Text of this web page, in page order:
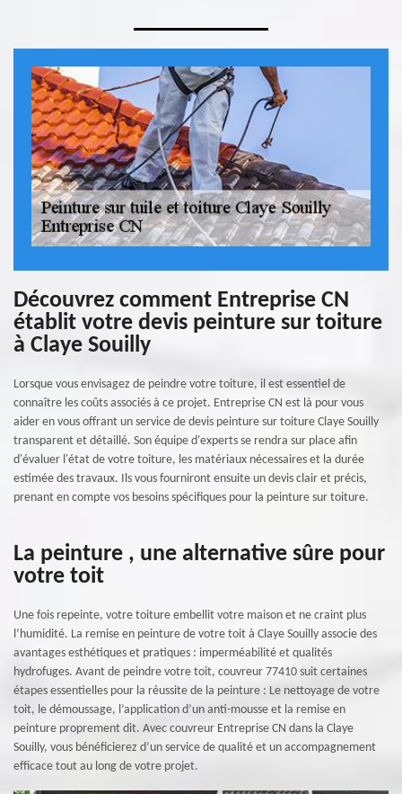
Découvrez comment Entreprise CN
établit votre devis peinture sur toiture
à Claye Souilly
Lorsque vous envisagez de peindre votre toiture, il est essentiel de
connaître les coûts associés à ce projet. Entreprise CN est là pour vous
aider en vous offrant un service de devis peinture sur toiture Claye Souilly
transparent et détaillé. Son équipe d'experts se rendra sur place afin
d'évaluer l'état de votre toiture, les matériaux nécessaires et la durée
estimée des travaux. Ils vous fourniront ensuite un devis clair et précis,
prenant en compte vos besoins spécifiques pour la peinture sur toiture.
La peinture , une alternative sûre pour
votre toit
Une fois repeinte, votre toiture embellit votre maison et ne craint plus
l’humidité. La remise en peinture de votre toit à Claye Souilly associe des
avantages esthétiques et pratiques : imperméabilité et qualités
hydrofuges. Avant de peindre votre toit, couvreur 77410 suit certaines
étapes essentielles pour la réussite de la peinture : Le nettoyage de votre
toit, le démoussage, l’application d’un anti-mousse et la remise en
peinture proprement dit. Avec couvreur Entreprise CN dans la Claye
Souilly, vous bénéficierez d’un service de qualité et un accompagnement
efficace tout au long de votre projet.